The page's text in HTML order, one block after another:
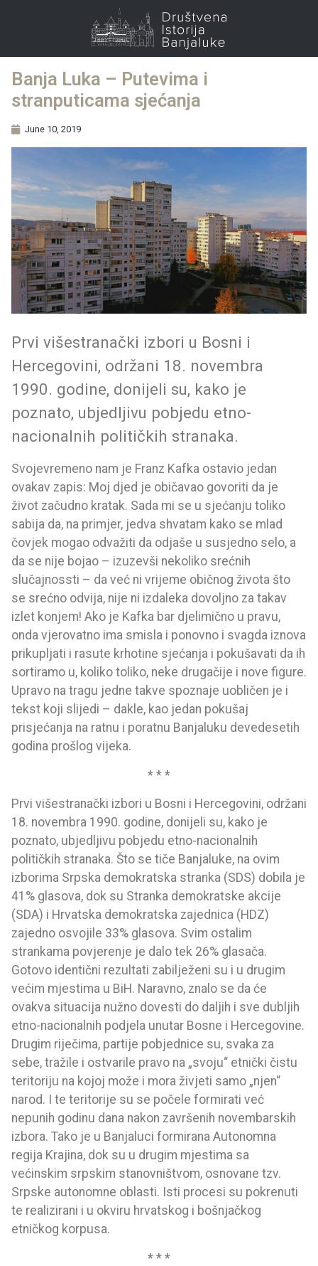
Banja Luka – Putevima i
stranputicama sjećanja
June 10, 2019
Prvi višestranački izbori u Bosni i
Hercegovini, održani 18. novembra
1990. godine, donijeli su, kako je
poznato, ubjedljivu pobjedu etno-
nacionalnih političkih stranaka.
Svojevremeno nam je Franz Kafka ostavio jedan
ovakav zapis: Moj djed je običavao govoriti da je
život začudno kratak. Sada mi se u sjećanju toliko
sabija da, na primjer, jedva shvatam kako se mlad
čovjek mogao odvažiti da odjaše u susjedno selo, a
da se nije bojao – izuzevši nekoliko srećnih
slučajnossti – da već ni vrijeme običnog života što
se srećno odvija, nije ni izdaleka dovoljno za takav
izlet konjem! Ako je Kafka bar djelimično u pravu,
onda vjerovatno ima smisla i ponovno i svagda iznova
prikupljati i rasute krhotine sjećanja i pokušavati da ih
sortiramo u, koliko toliko, neke drugačije i nove figure.
Upravo na tragu jedne takve spoznaje uobličen je i
tekst koji slijedi – dakle, kao jedan pokušaj
prisjećanja na ratnu i poratnu Banjaluku devedesetih
godina prošlog vijeka.
* * *
Prvi višestranački izbori u Bosni i Hercegovini, održani
18. novembra 1990. godine, donijeli su, kako je
poznato, ubjedljivu pobjedu etno-nacionalnih
političkih stranaka. Što se tiče Banjaluke, na ovim
izborima Srpska demokratska stranka (SDS) dobila je
41% glasova, dok su Stranka demokratske akcije
(SDA) i Hrvatska demokratska zajednica (HDZ)
zajedno osvojile 33% glasova. Svim ostalim
strankama povjerenje je dalo tek 26% glasača.
Gotovo identični rezultati zabilježeni su i u drugim
većim mjestima u BiH. Naravno, znalo se da će
ovakva situacija nužno dovesti do daljih i sve dubljih
etno-nacionalnih podjela unutar Bosne i Hercegovine.
Drugim riječima, partije pobjednice su, svaka za
sebe, tražile i ostvarile pravo na „svoju“ etnički čistu
teritoriju na kojoj može i mora živjeti samo „njen“
narod. I te teritorije su se počele formirati već
nepunih godinu dana nakon završenih novembarskih
izbora. Tako je u Banjaluci formirana Autonomna
regija Krajina, dok su u drugim mjestima sa
većinskim srpskim stanovništvom, osnovane tzv.
Srpske autonomne oblasti. Isti procesi su pokrenuti
te realizirani i u okviru hrvatskog i bošnjačkog
etničkog korpusa.
* * *